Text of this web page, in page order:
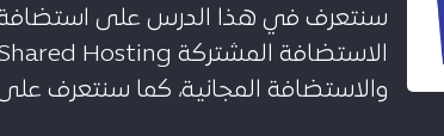
سنتعرف في هذا الدرس على استضافة
والاستضافة المجانية، كما سنتعرف